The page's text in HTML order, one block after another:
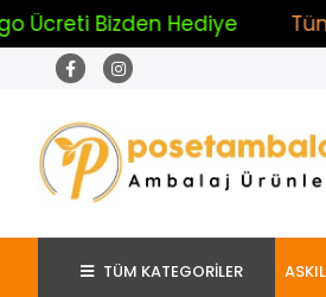
Bizden Hediye Tüm
TÜM KATEGORİLER